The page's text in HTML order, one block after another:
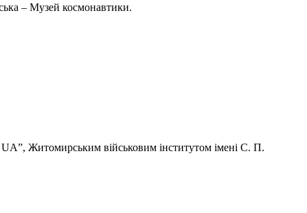
– Музей космонавтики.
UA”, Житомирським військовим інститутом імені С. П.